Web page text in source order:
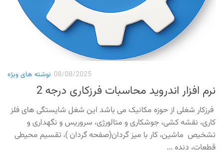
نوشته های ویژه 08/08/2025
نرم افزار اندروید محاسبات فرزکاری درجه 2
فرزکار شغلی از حوزه مکانیک می باشد این شغل شایستگی های فلز
کاری، نقشه کشی، جوشکاری و متالورژی، سروریس و نگهداری و
تشخیص ماشین، کار با میز گردان(صفحه گردان )، تقسیم محیطی
قطعات، دنده ...